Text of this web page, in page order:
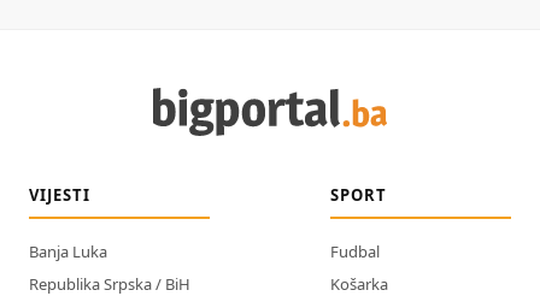
VIJESTI
Banja Luka
Republika Srpska / BiH
SPORT
Fudbal
Košarka